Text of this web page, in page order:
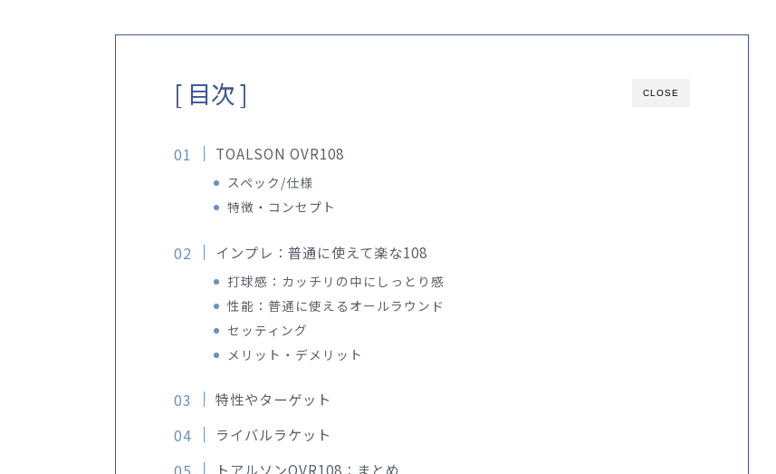
CLOSE
[ 目次 ]
TOALSON OVR108
スペック/仕様
特徴・コンセプト
インプレ：普通に使えて楽な108
打球感：カッチリの中にしっとり感
性能：普通に使えるオールラウンド
セッティング
メリット・デメリット
特性やターゲット
ライバルラケット
トアルソンOVR108：まとめ